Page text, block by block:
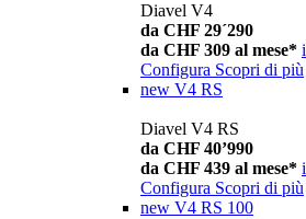
Diavel V4
da CHF 29´290
da CHF 309 al mese* i
Configura Scopri di più
new V4 RS
Diavel V4 RS
da CHF 40’990
da CHF 439 al mese* i
Configura Scopri di più
new V4 RS 100